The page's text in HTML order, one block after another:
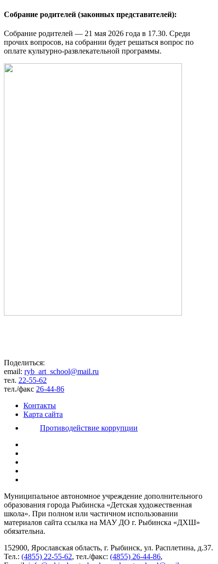
Собрание родителей (законных представителей):
Собрание родителей — 21 мая 2026 года в 17.30. Среди
прочих вопросов, на собрании будет решаться вопрос по
оплате культурно-развлекательной программы.
Поделиться:
email: ryb_art_school@mail.ru
тел. 22-55-62
тел./факс 26-44-86
Контакты
Карта сайта
Противодействие коррупции
Муниципальное автономное учреждение дополнительного
образования города Рыбинска «Детская художественная
школа». При полном или частичном использовании
материалов сайта ссылка на МАУ ДО г. Рыбинска «ДХШ»
обязательна.
152900, Ярославская область, г. Рыбинск, ул. Расплетина, д.37.
Тел.: (4855) 22-55-62, тел./факс: (4855) 26-44-86,